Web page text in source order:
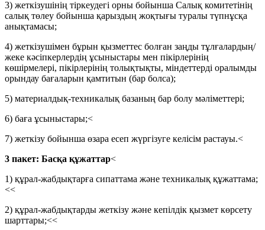
3) жеткізушінің тіркеудегі орны бойынша Салық комитетінің
салық төлеу бойынша қарыздың жоқтығы туралы түпнұсқа
анықтамасы;
4) жеткізушімен бұрын қызметтес болған заңды тұлғалардың/
жеке кәсіпкерлердің ұсыныстары мен пікірлерінің
көшірмелері, пікірлерінің толықтықты, міндеттерді оралымды
орындау бағаларын қамтитын (бар болса);
5) материалдық-техникалық базаның бар болу мәліметтері;
6) баға ұсыныстары;<
7) жеткізу бойынша өзара есеп жүргізуге келісім растауы.<
3 пакет: Басқа құжаттар<
1) құрал-жабдықтарға сипаттама және техникалық құжаттама;
<<
2) құрал-жабдықтарды жеткізу және кепілдік қызмет көрсету
шарттары;<<